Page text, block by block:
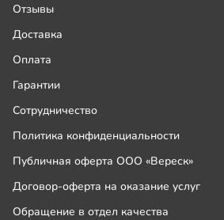
Отзывы
Доставка
Оплата
Гарантии
Сотрудничество
Политика конфиденциальности
Публичная оферта ООО «Вереск»
Договор-оферта на оказание услуг
Обращение в отдел качества